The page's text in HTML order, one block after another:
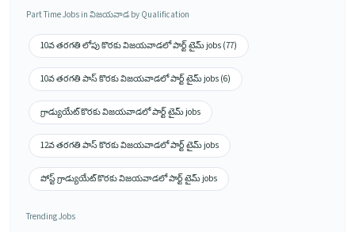
Part Time Jobs in విజయవాడ by Qualification
10వ తరగతి లోపు కొరకు విజయవాడలో పార్ట్ టైమ్ jobs (77)
10వ తరగతి పాస్ కొరకు విజయవాడలో పార్ట్ టైమ్ jobs (6)
గ్రాడ్యుయేట్ కొరకు విజయవాడలో పార్ట్ టైమ్ jobs
12వ తరగతి పాస్ కొరకు విజయవాడలో పార్ట్ టైమ్ jobs
పోస్ట్ గ్రాడ్యుయేట్ కొరకు విజయవాడలో పార్ట్ టైమ్ jobs
Trending Jobs